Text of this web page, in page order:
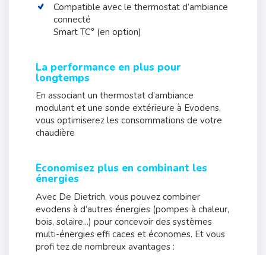
Compatible avec le thermostat d’ambiance
connecté
Smart TC° (en option)
La performance en plus pour
longtemps
En associant un thermostat d’ambiance
modulant et une sonde extérieure à Evodens,
vous optimiserez les consommations de votre
chaudière
Economisez plus en combinant les
énergies
Avec De Dietrich, vous pouvez combiner
evodens à d’autres énergies (pompes à chaleur,
bois, solaire...) pour concevoir des systèmes
multi-énergies effi caces et économes. Et vous
profi tez de nombreux avantages :